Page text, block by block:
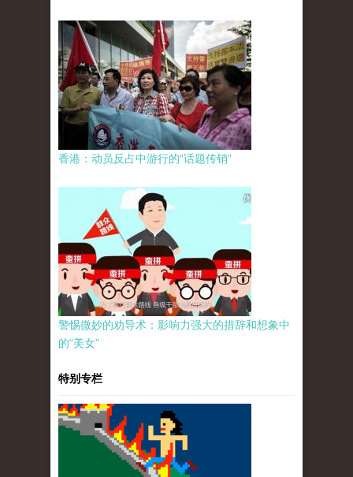
香港：动员反占中游行的“话题传销”
警惕微妙的劝导术：影响力强大的措辞和想象中
的“美女”
特别专栏